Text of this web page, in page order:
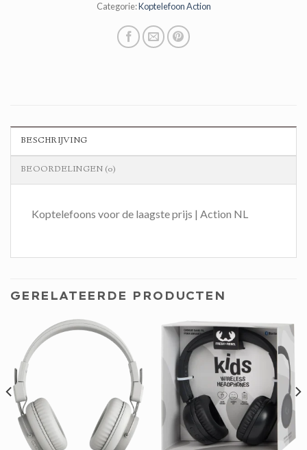
Categorie:Koptelefoon Action
BESCHRIJVING
BEOORDELINGEN (0)
Koptelefoons voor de laagste prijs | Action NL
GERELATEERDE PRODUCTEN